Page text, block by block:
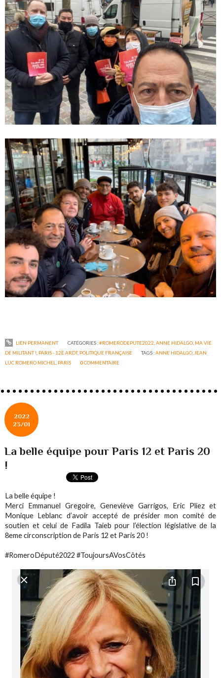
LIEN PERMANENT CATÉGORIES :#ROMERODEPUTE2022 ANNE HIDALGO, MA VIE
DE MILITANT ! PARIS - 12È ARDT, POLITIQUE FRANÇAISE TAGS :ANNE HIDALGO JEAN
LUC ROMERO MICHEL
PARIS 0COMMENTAIRE
2022
23/01
La belle équipe pour Paris 12 et Paris 20
!
La belle équipe !
Merci Emmanuel Gregoire, Geneviève Garrigos, Eric Pliez et
Monique Leblanc d’avoir accepté de présider mon comité de
soutien et celui de Fadila Taieb pour l’élection législative de la
8eme circonscription de Paris 12 et Paris 20 !
#RomeroDéputé2022 #ToujoursAVosCôtés